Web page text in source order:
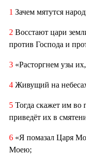
1 Зачем мятутся
2 Восстают цари
против Господа и
3 «Расторгнем узы
4 Живущий на
5 Тогда скажет им
приведёт их в
6 «Я помазал Царя
Моею;